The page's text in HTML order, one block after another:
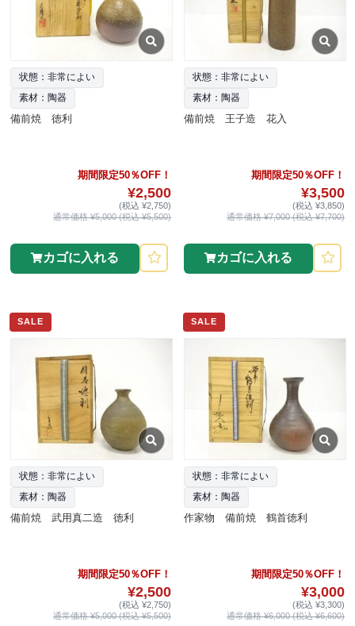
状態：非常によい
素材：陶器
備前焼 徳利
期間限定50％OFF！
¥2,500
(税込 ¥2,750)
通常価格 ¥5,000 (税込 ¥5,500)
カゴに入れる
状態：非常によい
素材：陶器
備前焼 王子造 花入
期間限定50％OFF！
¥3,500
(税込 ¥3,850)
通常価格 ¥7,000 (税込 ¥7,700)
カゴに入れる
SALE
状態：非常によい
素材：陶器
備前焼 武用真二造 徳利
期間限定50％OFF！
¥2,500
(税込 ¥2,750)
通常価格 ¥5,000 (税込 ¥5,500)
SALE
状態：非常によい
素材：陶器
作家物 備前焼 鶴首徳利
期間限定50％OFF！
¥3,000
(税込 ¥3,300)
通常価格 ¥6,000 (税込 ¥6,600)